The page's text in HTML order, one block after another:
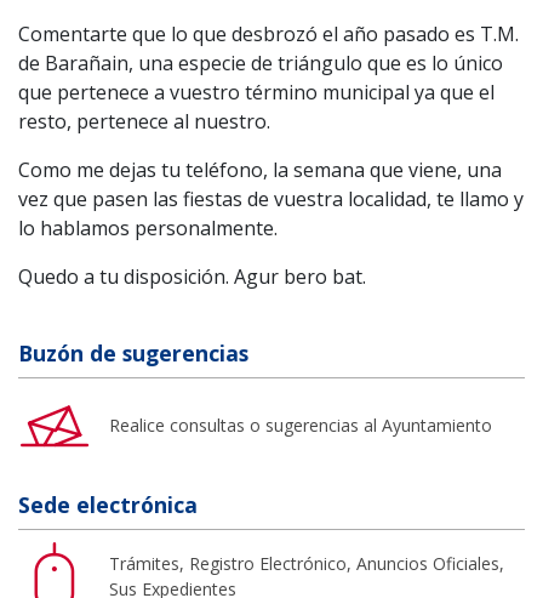
Comentarte que lo que desbrozó el año pasado es T.M.
de Barañain, una especie de triángulo que es lo único
que pertenece a vuestro término municipal ya que el
resto, pertenece al nuestro.
Como me dejas tu teléfono, la semana que viene, una
vez que pasen las fiestas de vuestra localidad, te llamo y
lo hablamos personalmente.
Quedo a tu disposición. Agur bero bat.
Buzón de sugerencias
Realice consultas o sugerencias al Ayuntamiento
Sede electrónica
Trámites, Registro Electrónico, Anuncios Oficiales,
Sus Expedientes